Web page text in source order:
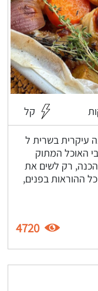
קל
עיקרית בשרית ל
האוכל המתוק
רק לשים את
ההוראות בפנים,
4720